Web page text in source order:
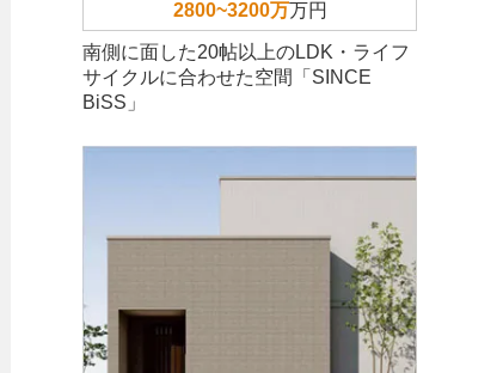
2800~3200万万円
南側に面した20帖以上のLDK・ライフ
サイクルに合わせた空間「SINCE
BiSS」